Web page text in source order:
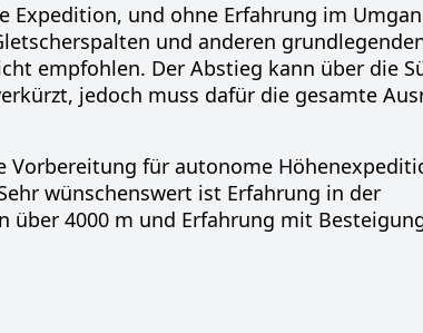
Expedition, und ohne Erfahrung im
und anderen
empfohlen. Der Abstieg kann über die
jedoch muss dafür die gesamte
Vorbereitung für autonome
wünschenswert ist Erfahrung in der
über 4000 m und Erfahrung mit